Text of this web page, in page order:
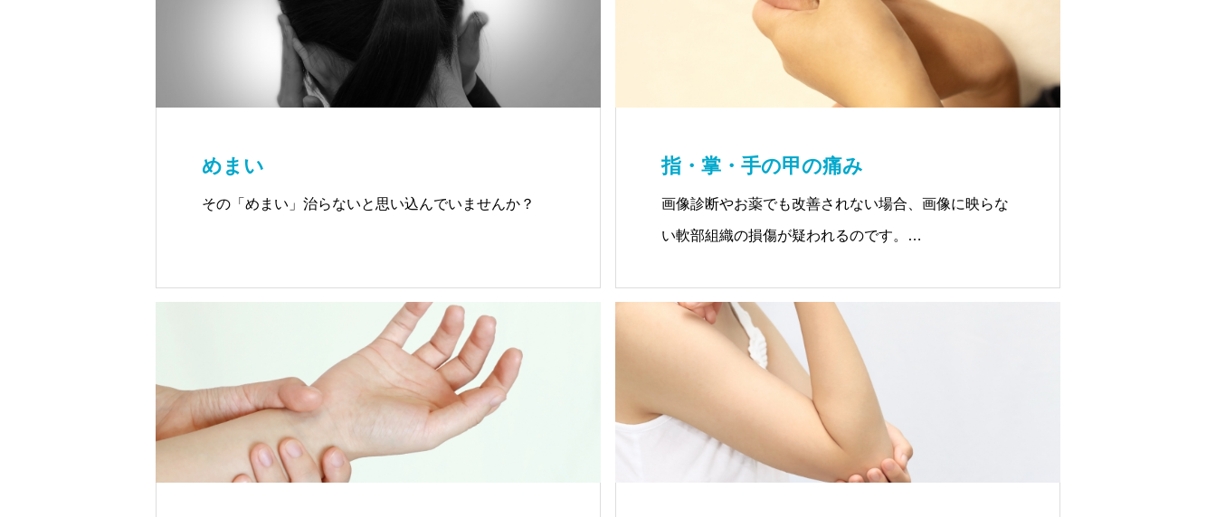
めまい
その「めまい」治らないと思い込んでいませんか？
指・掌・手の甲の痛み
画像診断やお薬でも改善されない場合、画像に映らな
い軟部組織の損傷が疑われるのです。
治療します。
損傷している軟部組織に対し癒着を防ぎ、再修復の手
技を行うのです。